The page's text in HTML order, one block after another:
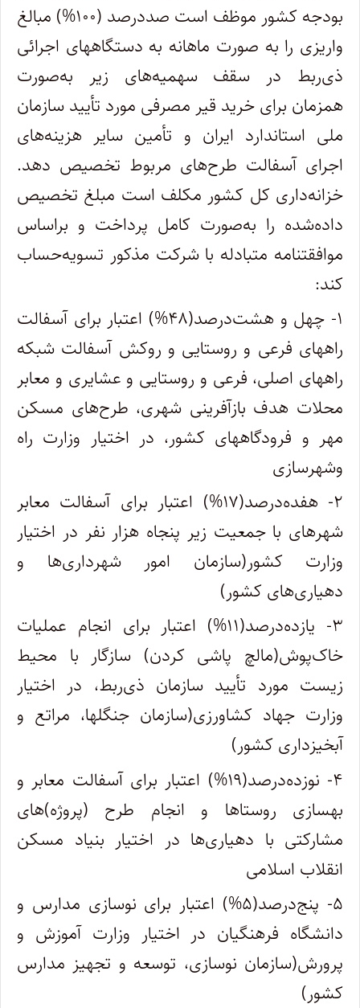
بودجه کشور موظف است صد‌درصد (۱۰۰%) مبالغ
واریزی را به صورت ماهانه به دستگاههای اجرائی
ذی‌ربط در سقف سهمیه‌های زیر به‌صورت
همزمان برای خرید قیر مصرفی مورد تأیید سازمان
ملی استاندارد ایران و تأمین سایر هزینه‌های
اجرای آسفالت طرح‌های مربوط تخصیص دهد.
خزانه‌داری کل کشور مکلف است مبلغ تخصیص
داده‌شده را به‌صورت کامل پرداخت و براساس
موافقتنامه متبادله با شرکت مذکور تسویه‌حساب
کند:
۱- چهل و هشت‌‌درصد‌(۴۸%) اعتبار برای آسفالت
راههای فرعی و روستایی و روکش آسفالت شبکه
راههای اصلی، فرعی و روستایی و عشایری و معابر
محلات هدف بازآفرینی شهری، طرح‌های مسکن
مهر و فرودگاههای کشور، در اختیار وزارت راه
وشهرسازی
۲- هفده‌درصد‌(۱۷%) اعتبار برای آسفالت معابر
شهرهای با جمعیت زیر پنجاه هزار نفر در اختیار
وزارت کشور(سازمان امور شهرداری‌ها و
دهیاری‌های کشور)
۳- یازده‌‌‌درصد‌(۱۱%) اعتبار برای انجام عملیات
خاک‌پوش(مالچ پاشی کردن) سازگار با محیط
زیست مورد تأیید سازمان ذی‌ربط، در اختیار
وزارت جهاد کشاورزی(سازمان جنگلها، مراتع و
آبخیزداری کشور)
۴- نوزده‌‌درصد(۱۹%) اعتبار برای آسفالت معابر و
بهسازی روستاها و انجام طرح (پروژه)‌های
مشارکتی با دهیاری‌ها در اختیار بنیاد مسکن
انقلاب اسلامی
۵- پنج‌‌درصد(۵%) اعتبار برای نوسازی مدارس و
دانشگاه فرهنگیان در اختیار وزارت آموزش و
پرورش‌(سازمان نوسازی، توسعه و تجهیز مدارس
کشور)